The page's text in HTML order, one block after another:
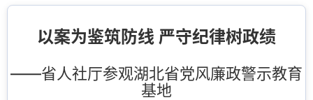
以案为鉴筑防线 严守纪律树政绩
——省人社厅参观湖北省党风廉政警示教育
基地